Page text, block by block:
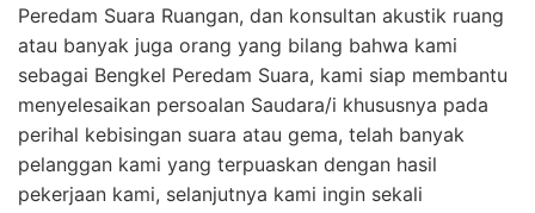
Peredam Suara Ruangan, dan konsultan akustik ruang
atau banyak juga orang yang bilang bahwa kami
sebagai Bengkel Peredam Suara, kami siap membantu
menyelesaikan persoalan Saudara/i khususnya pada
perihal kebisingan suara atau gema, telah banyak
pelanggan kami yang terpuaskan dengan hasil
pekerjaan kami, selanjutnya kami ingin sekali